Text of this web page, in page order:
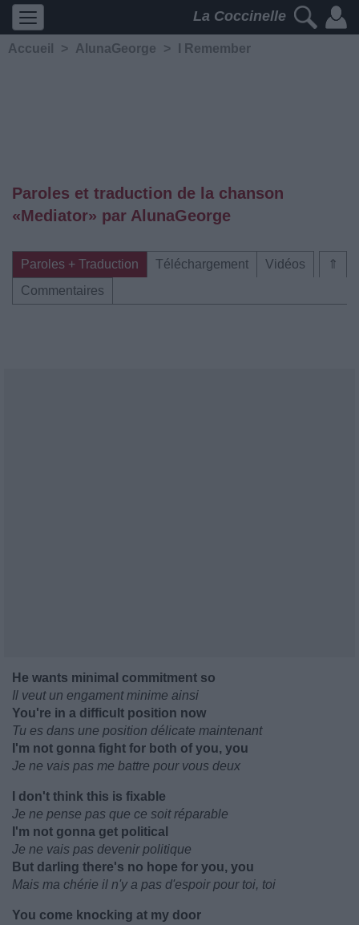
La Coccinelle
Accueil > AlunaGeorge > I Remember
Paroles et traduction de la chanson
«Mediator» par AlunaGeorge
⇑
Paroles + Traduction Téléchargement
Vidéos
Commentaires
He wants minimal commitment so
Il veut un engament minime ainsi
You're in a difficult position now
Tu es dans une position délicate maintenant
I'm not gonna fight for both of you, you
Je ne vais pas me battre pour vous deux
I don't think this is fixable
Je ne pense pas que ce soit réparable
I'm not gonna get political
Je ne vais pas devenir politique
But darling there's no hope for you, you
Mais ma chérie il n'y a pas d'espoir pour toi, toi
You come knocking at my door